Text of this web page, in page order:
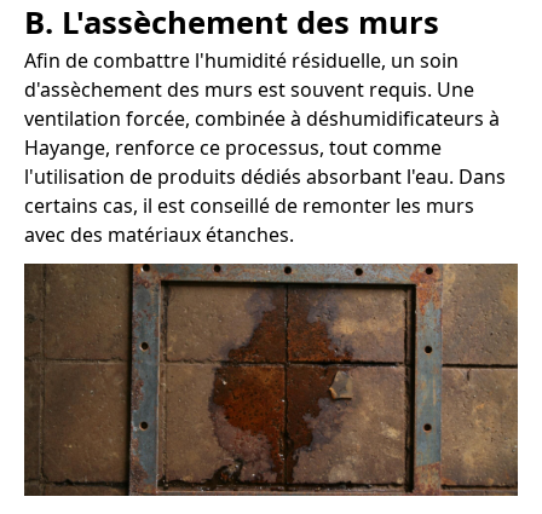
B. L'assèchement des murs
Afin de combattre l'humidité résiduelle, un soin
d'assèchement des murs est souvent requis. Une
ventilation forcée, combinée à déshumidificateurs à
Hayange, renforce ce processus, tout comme
l'utilisation de produits dédiés absorbant l'eau. Dans
certains cas, il est conseillé de remonter les murs
avec des matériaux étanches.